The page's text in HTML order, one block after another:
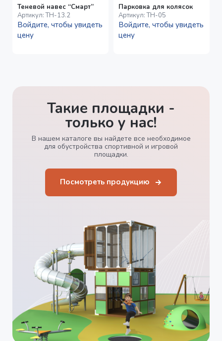
Теневой навес “Смарт”
Артикул:ТН-13.2
Войдите, чтобы увидеть
цену
Парковка для колясок
Артикул:ТН-05
Войдите, чтобы увидеть
цену
Такие площадки -
только у нас!
В нашем каталоге вы найдете все необходимое
для обустройства спортивной и игровой
площадки.
Посмотреть продукцию